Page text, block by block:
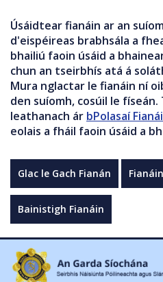
Úsáidtear fianáin ar an
d'eispéireas brabhsála a
bhailiú faoin úsáid a
chun an tseirbhís atá á
Mura nglactar le fianáin ní
den suíomh, cosúil le
leathanach ár bPolasaí
eolais a fháil faoin úsáid a
Glac le Gach Fianán
Bainistigh Fianáin